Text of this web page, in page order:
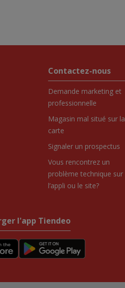
Contactez-nous
Demande marketing et
professionnelle
Magasin mal situé sur la
carte
Signaler un prospectus
Vous rencontrez un
problème technique sur
l’appli ou le site?
l'app Tiendeo